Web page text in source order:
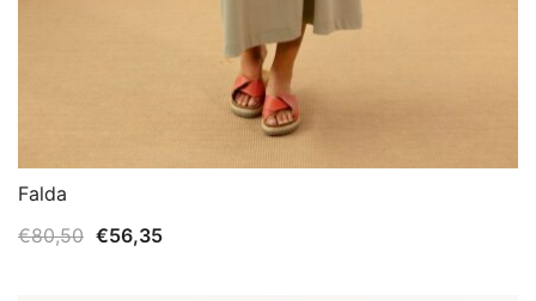
Falda
€80,50 El
€56,35El